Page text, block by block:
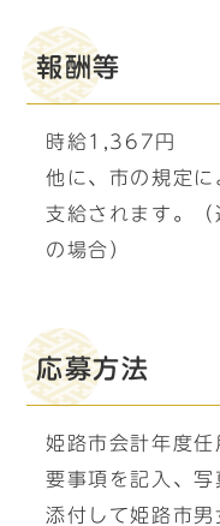
報酬等
時給1,367円
他に、市の規定
支給されます。
の場合）
応募方法
姫路市会計年度
要事項を記入、
添付して姫路市